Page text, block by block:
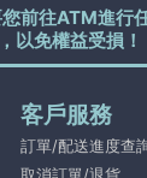
前往ATM進行
以免權益受損！
客戶服務
訂單/配送進度查